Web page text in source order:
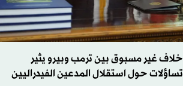
خلاف غير مسبوق بين ترمب وبيرو يثير
تساؤلات حول استقلال المدعين الفيدراليين